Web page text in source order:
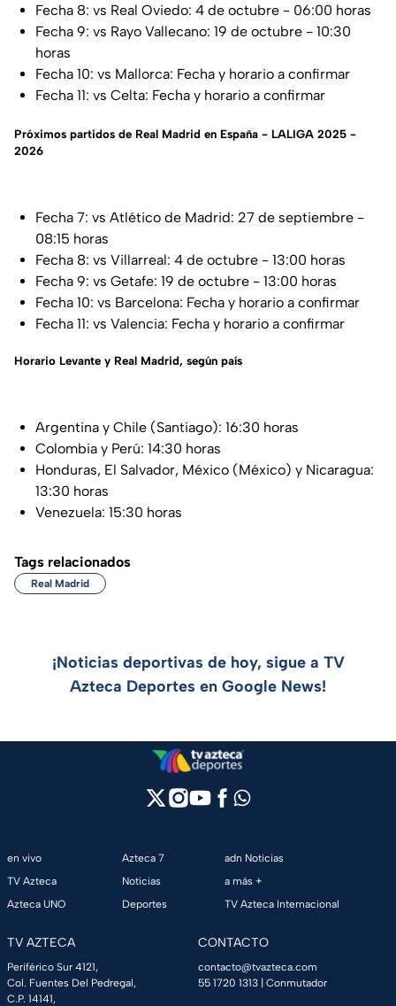
Fecha 8: vs Real Oviedo: 4 de octubre - 06:00 horas
Fecha 9: vs Rayo Vallecano: 19 de octubre - 10:30
horas
Fecha 10: vs Mallorca: Fecha y horario a confirmar
Fecha 11: vs Celta: Fecha y horario a confirmar
Próximos partidos de Real Madrid en España - LALIGA 2025 -
2026
Fecha 7: vs Atlético de Madrid: 27 de septiembre -
08:15 horas
Fecha 8: vs Villarreal: 4 de octubre - 13:00 horas
Fecha 9: vs Getafe: 19 de octubre - 13:00 horas
Fecha 10: vs Barcelona: Fecha y horario a confirmar
Fecha 11: vs Valencia: Fecha y horario a confirmar
Horario Levante y Real Madrid, según país
Argentina y Chile (Santiago): 16:30 horas
Colombia y Perú: 14:30 horas
Honduras, El Salvador, México (México) y Nicaragua:
13:30 horas
Venezuela: 15:30 horas
Tags relacionados
Real Madrid
¡Noticias deportivas de hoy, sigue a TV
Azteca Deportes en Google News!
en vivo
TV Azteca
Azteca UNO
Azteca 7
Noticias
Deportes
adn Noticias
a más +
TV Azteca Internacional
TV AZTECA
Periférico Sur 4121,
Col. Fuentes Del Pedregal,
C.P. 14141,
CONTACTO
contacto@tvazteca.com
55 1720 1313 | Conmutador